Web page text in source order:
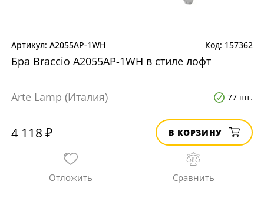
A2055AP-1WH 157362
Бра Braccio A2055AP-1WH в стиле лофт
Arte Lamp (Италия) 77 шт.
4 118 ₽ В КОРЗИНУ